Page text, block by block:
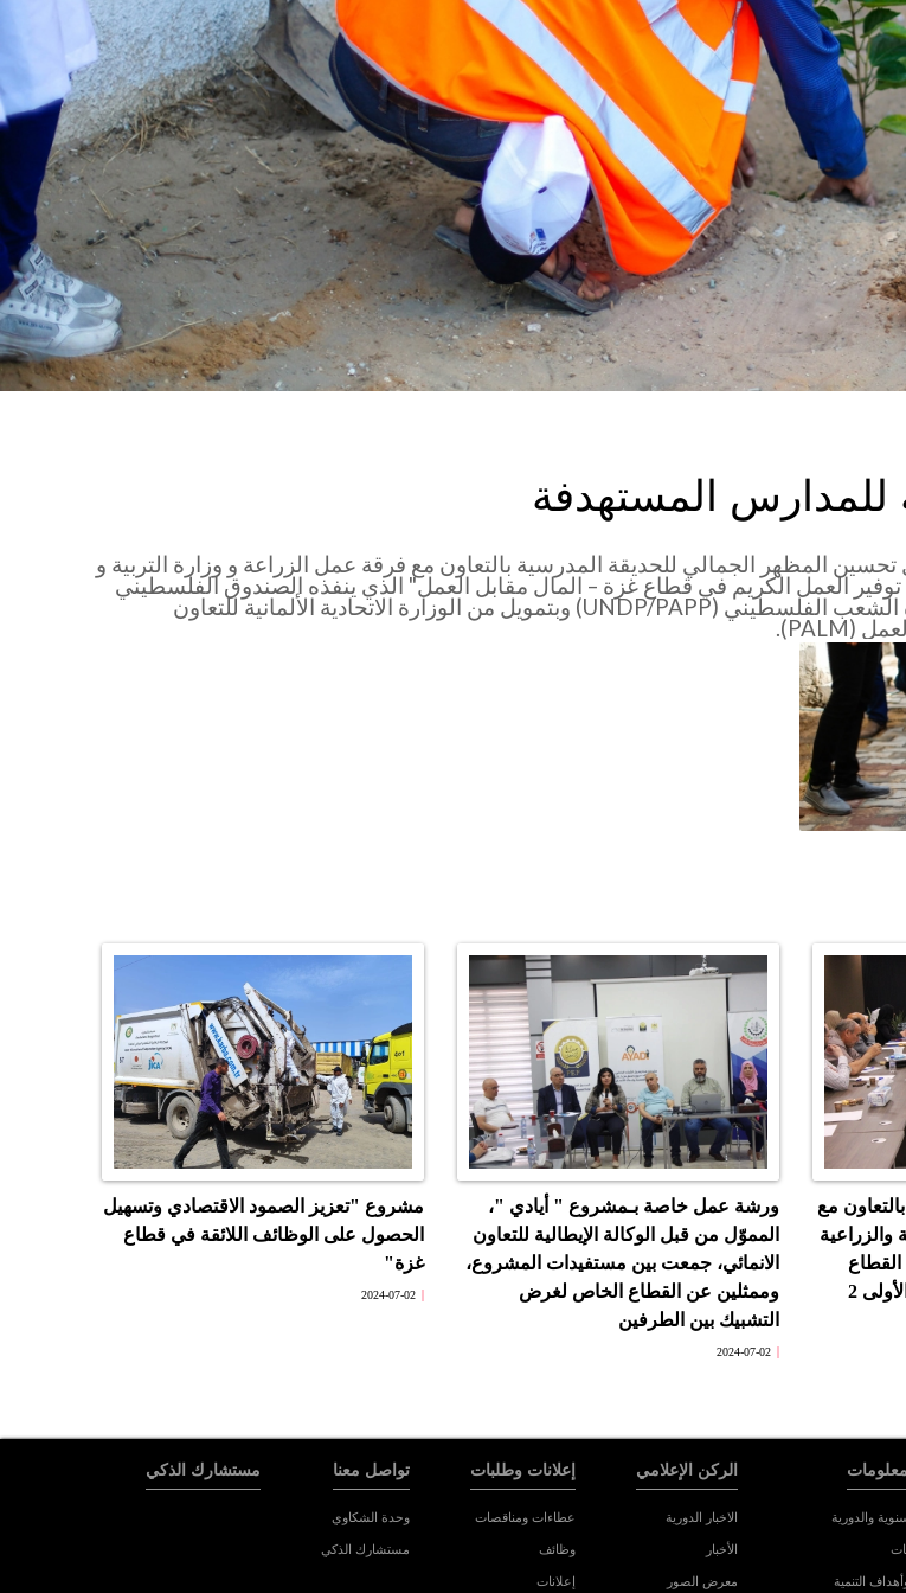
للمدارس المستهدفة
المظهر الجمالي للحديقة المدرسية بالتعاون مع فرقة عمل الزراعة و وزارة التربية و
العمل الكريم في قطاع غزة – المال مقابل العمل" الذي ينفذه الصندوق الفلسطيني
للتشغيل بالشراكة مع برنامج الأمم المتحدة الإنمائي- برنامج مساعدة الشعب الفلسطيني (UNDP/PAPP) وبتمويل من الوزارة الاتحادية الألمانية للتعاون
مع
والزراعية
2
ورشة عمل خاصة بـمشروع " أيادي "،
المموّل من قبل الوكالة الإيطالية للتعاون
الانمائي، جمعت بين مستفيدات المشروع،
وممثلين عن القطاع الخاص لغرض
التشبيك بين الطرفين
2024-07-02
مشروع "تعزيز الصمود الاقتصادي وتسهيل
الحصول على الوظائف اللائقة في قطاع
غزة"
2024-07-02
والدورية
التنمية
الركن الإعلامي
الاخبار الدورية
الأخبار
معرض الصور
إعلانات وطلبات
عطاءات ومناقصات
وظائف
إعلانات
تواصل معنا
وحدة الشكاوي
مستشارك الذكي
مستشارك الذكي